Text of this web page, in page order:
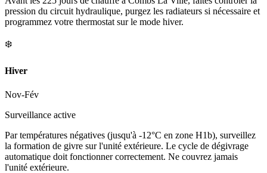
pression du circuit hydraulique, purgez les radiateurs si nécessaire et
programmez votre thermostat sur le mode hiver.
❄️
Hiver
Nov-Fév
Surveillance active
Par températures négatives (jusqu'à -12°C en zone H1b), surveillez
la formation de givre sur l'unité extérieure. Le cycle de dégivrage
automatique doit fonctionner correctement. Ne couvrez jamais
l'unité extérieure.